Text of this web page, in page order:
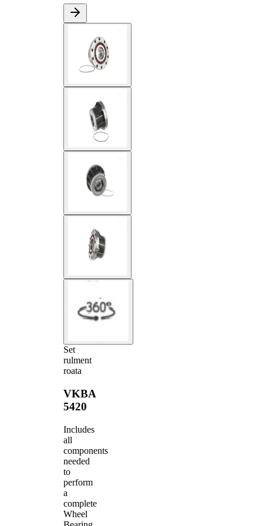
Set
rulment
roata
VKBA
5420
Includes
all
components
needed
to
perform
a
complete
Wheel